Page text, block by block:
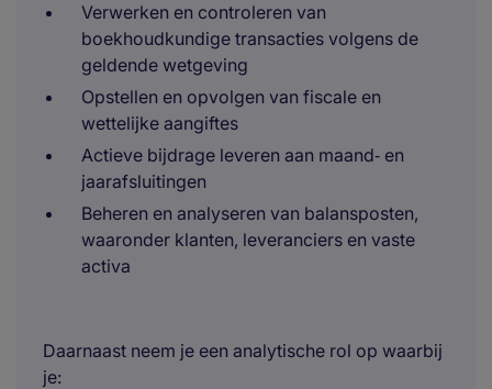
Verwerken en controleren van
boekhoudkundige transacties volgens de
geldende wetgeving
Opstellen en opvolgen van fiscale en
wettelijke aangiftes
Actieve bijdrage leveren aan maand‑ en
jaarafsluitingen
Beheren en analyseren van balansposten,
waaronder klanten, leveranciers en vaste
activa
Daarnaast neem je een analytische rol op waarbij
je: